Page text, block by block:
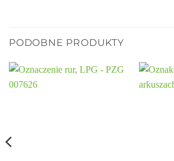
PODOBNE PRODUKTY